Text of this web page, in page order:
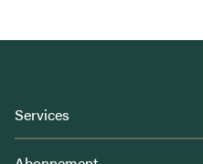
Services